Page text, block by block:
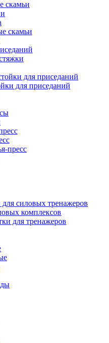
скамьи
скамьи
для приседаний
пресс
силовых тренажеров
комплексов
для тренажеров